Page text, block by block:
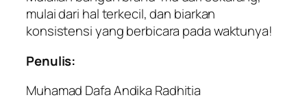
mulai dari hal terkecil, dan biarkan
konsistensi yang berbicara pada waktunya!
Penulis:
Muhamad Dafa Andika Radhitia